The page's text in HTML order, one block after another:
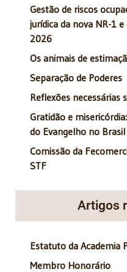
Gestão de riscos
jurídica da nova NR-1
2026
Os animais de
Separação de Poderes
Reflexões
Gratidão e
do Evangelho no
Comissão da
STF
Artigos
Estatuto da Academia
Membro Honorário